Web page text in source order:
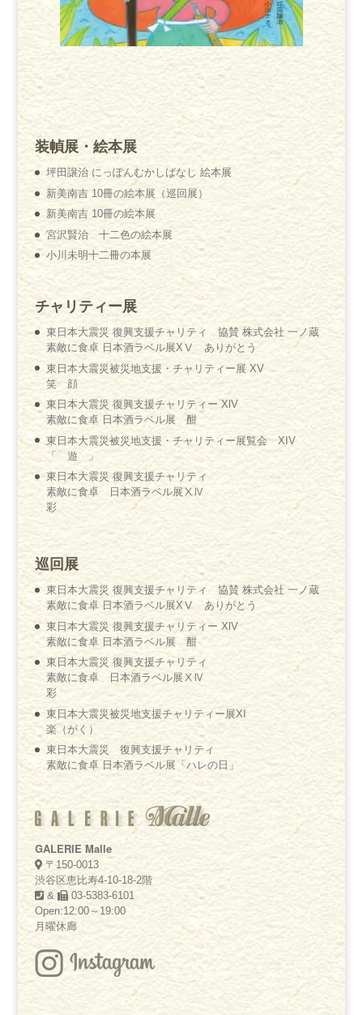
装幀展・絵本展
坪田譲治 にっぽんむかしばなし 絵本展
新美南吉 10冊の絵本展（巡回展）
新美南吉 10冊の絵本展
宮沢賢治 十二色の絵本展
小川未明十二冊の本展
チャリティー展
東日本大震災 復興支援チャリティ 協賛 株式会社 一ノ蔵
素敵に食卓 日本酒ラベル展XⅤ ありがとう
東日本大震災被災地支援・チャリティー展 XV
笑 顔
東日本大震災 復興支援チャリティー XlV
素敵に食卓 日本酒ラベル展 酣
東日本大震災被災地支援・チャリティー展覧会 XIV
「 遊 」
東日本大震災 復興支援チャリティ
素敵に食卓 日本酒ラベル展ⅩⅣ
彩
巡回展
東日本大震災 復興支援チャリティ 協賛 株式会社 一ノ蔵
素敵に食卓 日本酒ラベル展XⅤ ありがとう
東日本大震災 復興支援チャリティー XlV
素敵に食卓 日本酒ラベル展 酣
東日本大震災 復興支援チャリティ
素敵に食卓 日本酒ラベル展ⅩⅣ
彩
東日本大震災被災地支援チャリティー展XI
楽（がく）
東日本大震災 復興支援チャリティ
素敵に食卓 日本酒ラベル展「ハレの日」
GALERIE Malle
〒150-0013
渋谷区恵比寿4-10-18-2階
&
03-5383-6101
Open:12:00～19:00
月曜休廊